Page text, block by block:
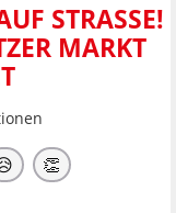
STRASSE! G
MARKT E
👏